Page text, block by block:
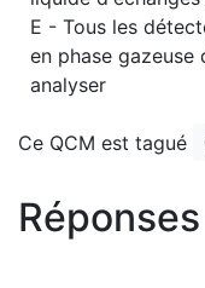
E - Tous les
en phase gazeuse
analyser
Ce QCM est tagué